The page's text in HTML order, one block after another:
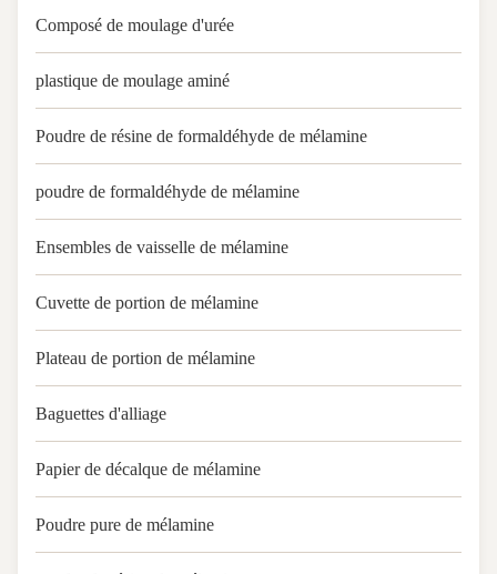
Composé de moulage d'urée
plastique de moulage aminé
Poudre de résine de formaldéhyde de mélamine
poudre de formaldéhyde de mélamine
Ensembles de vaisselle de mélamine
Cuvette de portion de mélamine
Plateau de portion de mélamine
Baguettes d'alliage
Papier de décalque de mélamine
Poudre pure de mélamine